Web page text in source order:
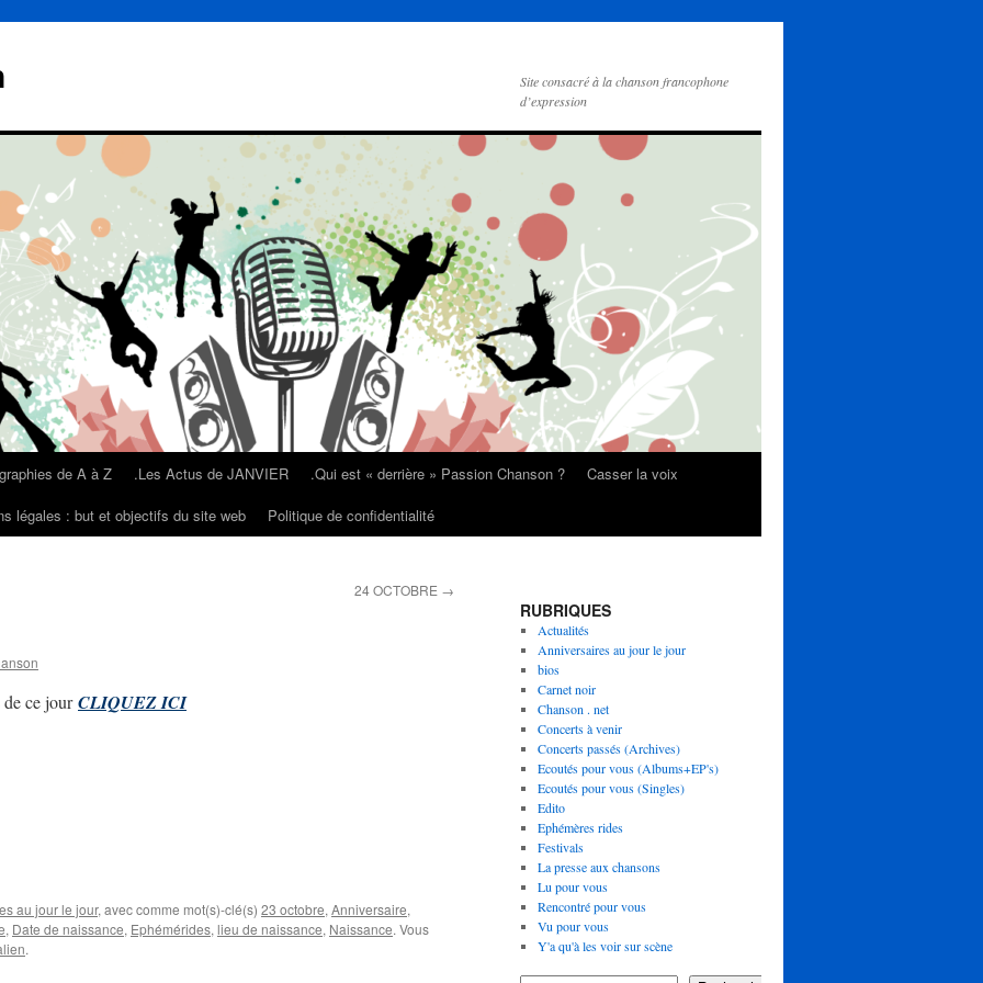
Site consacré à la chanson francophone
d’expression
de A à Z .Les Actus de JANVIER .Qui est « derrière » Passion Chanson ?
Casser la voix
légales : but et objectifs du site web Politique de confidentialité
24 OCTOBRE →
de ce jour CLIQUEZ ICI
au jour le jour, avec comme mot(s)-clé(s) 23 octobre, Anniversaire,
, Date de naissance, Ephémérides, lieu de naissance, Naissance. Vous
.
RUBRIQUES
Actualités
Anniversaires au jour le jour
bios
Carnet noir
Chanson . net
Concerts à venir
Concerts passés (Archives)
Ecoutés pour vous (Albums+EP's)
Ecoutés pour vous (Singles)
Edito
Ephémères rides
Festivals
La presse aux chansons
Lu pour vous
Rencontré pour vous
Vu pour vous
Y'a qu'à les voir sur scène